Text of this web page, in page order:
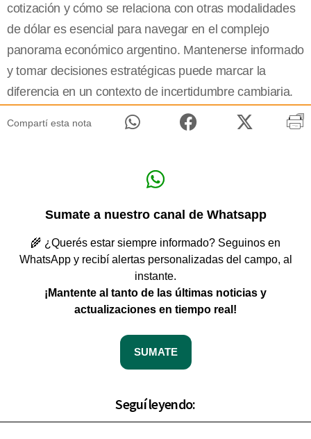
cotización y cómo se relaciona con otras modalidades
de dólar es esencial para navegar en el complejo
panorama económico argentino. Mantenerse informado
y tomar decisiones estratégicas puede marcar la
diferencia en un contexto de incertidumbre cambiaria.
Compartí esta nota
Sumate a nuestro canal de Whatsapp
🌾 ¿Querés estar siempre informado? Seguinos en
WhatsApp y recibí alertas personalizadas del campo, al
instante.
¡Mantente al tanto de las últimas noticias y
actualizaciones en tiempo real!
SUMATE
Seguí leyendo: